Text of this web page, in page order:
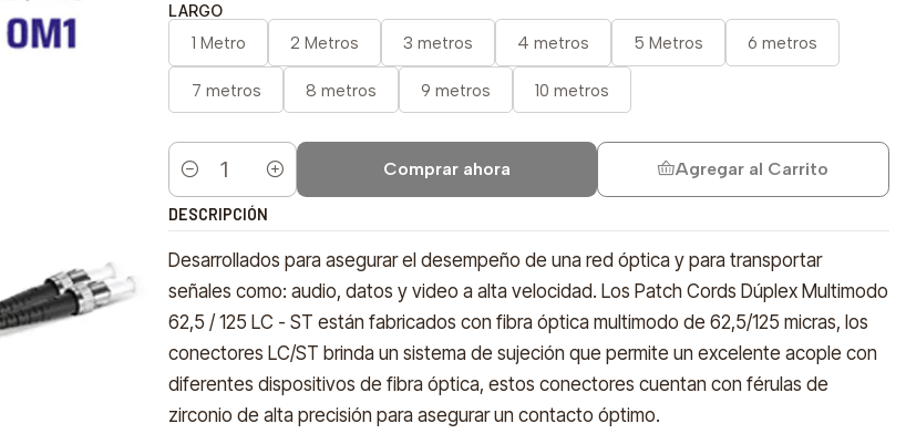
LARGO
1 Metro 2 Metros 3 metros 4 metros 5 Metros 6 metros
7 metros 8 metros 9 metros 10 metros
Cantidad
Agregar al Carrito
Comprar ahora
DESCRIPCIÓN
Desarrollados para asegurar el desempeño de una red óptica y para transportar
señales como: audio, datos y video a alta velocidad. Los Patch Cords Dúplex Multimodo
62,5 / 125 LC - ST están fabricados con fibra óptica multimodo de 62,5/125 micras, los
conectores LC/ST brinda un sistema de sujeción que permite un excelente acople con
diferentes dispositivos de fibra óptica, estos conectores cuentan con férulas de
zirconio de alta precisión para asegurar un contacto óptimo.